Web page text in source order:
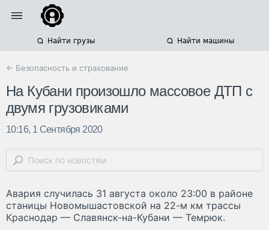
Найти грузы Найти машины
← Безопасность и страхование
На Кубани произошло массовое ДТП с
двумя грузовиками
10:16, 1 Сентября 2020
Авария случилась 31 августа около 23:00 в районе
станицы Новомышастовской на 22-м км трассы
Краснодар — Славянск-на-Кубани — Темрюк.